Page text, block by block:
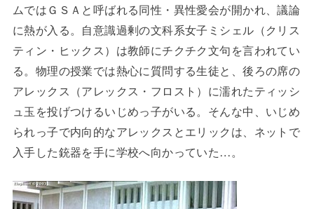
ムではＧＳＡと呼ばれる同性・異性愛会が開かれ、議論
に熱が入る。自意識過剰の文科系女子ミシェル（クリス
ティン・ヒックス）は教師にチクチク文句を言われてい
る。物理の授業では熱心に質問する生徒と、後ろの席の
アレックス（アレックス・フロスト）に濡れたティッシ
ュ玉を投げつけるいじめっ子がいる。そんな中、いじめ
られっ子で内向的なアレックスとエリックは、ネットで
入手した銃器を手に学校へ向かっていた…。